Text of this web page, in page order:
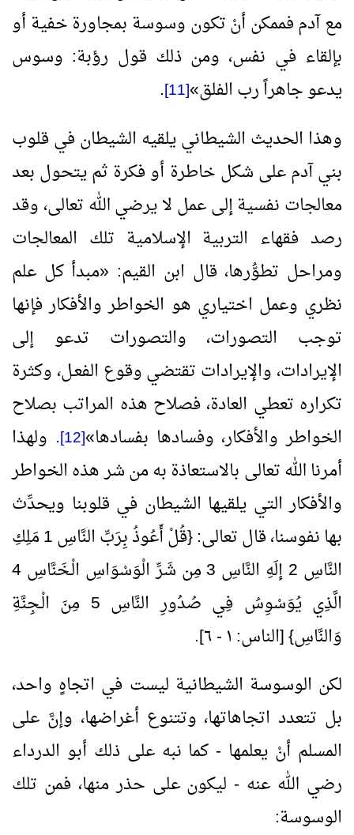
مع آدم فممكن أنْ تكون وسوسة بمجاورة خفية أو
بإلقاء في نفس، ومن ذلك قول رؤبة: وسوس
يدعو جاهراً رب الفلق»
[11]
.
وهذا الحديث الشيطاني يلقيه الشيطان في قلوب
بني آدم على شكل خاطرة أو فكرة ثم يتحول بعد
معالجات نفسية إلى عمل لا يرضي الله تعالى، وقد
رصد فقهاء التربية الإسلامية تلك المعالجات
ومراحل تطوُّرها، قال ابن القيم: «مبدأ كل علم
نظري وعمل اختياري هو الخواطر والأفكار فإنها
توجب التصورات، والتصورات تدعو إلى
الإيرادات، والإيرادات تقتضي وقوع الفعـل، وكثرة
تكراره تعطي العادة، فصلاح هذه المراتب بصلاح
الخواطر والأفكار، وفسادها بفسادها»
[12]
. ولهذا
أمرنا الله تعالى بالاستعاذة به من شر هذه الخواطر
والأفكار التي يلقيها الشيطان في قلوبنا ويحدِّث
بها نفوسنا، قال تعالى: {قُلْ أَعُوذُ بِرَبِّ النَّاسِ1مَلِكِ
النَّاسِ 2إلَهِ النَّاسِ 3مِن شَرِّ الْوَسْوَاسِ الْـخَنَّاسِ 4
الَّذِي يُوَسْوِسُ فِي صُدُورِ النَّاسِ 5 مِنَ الْـجِنَّةِ
وَالنَّاسِ} [الناس: ١ - ٦].
لكن الوسوسة الشيطانية ليست في اتجاهٍ واحد،
بل تتعدد اتجاهاتها، وتتنوع أغراضها، وإنَّ على
المسلم أنْ يعلمها - كما نبه على ذلك أبو الدرداء
رضي الله عنه - ليكون على حذر منها، فمن تلك
الوسوسة: